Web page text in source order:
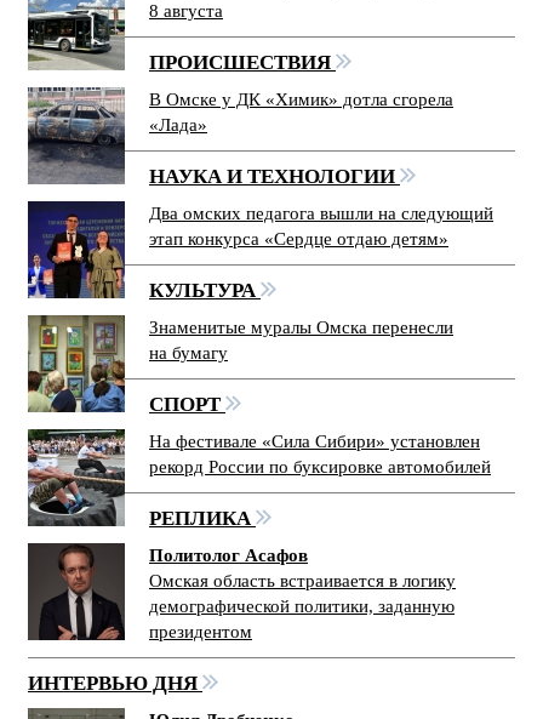
8 августа
ПРОИСШЕСТВИЯ
В Омске у ДК «Химик» дотла сгорела
«Лада»
НАУКА И ТЕХНОЛОГИИ
Два омских педагога вышли на следующий
этап конкурса «Сердце отдаю детям»
КУЛЬТУРА
Знаменитые муралы Омска перенесли
на бумагу
СПОРТ
На фестивале «Сила Сибири» установлен
рекорд России по буксировке автомобилей
РЕПЛИКА
Политолог Асафов
Омская область встраивается в логику
демографической политики, заданную
президентом
ИНТЕРВЬЮ ДНЯ